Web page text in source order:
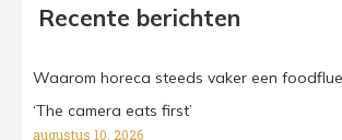
Recente berichten
Waarom horeca steeds vaker een
‘The camera eats first’
augustus 10, 2026